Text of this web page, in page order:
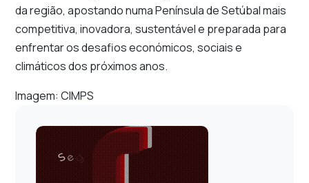
da região, apostando numa Península de Setúbal mais
competitiva, inovadora, sustentável e preparada para
enfrentar os desafios económicos, sociais e
climáticos dos próximos anos.
Imagem: CIMPS